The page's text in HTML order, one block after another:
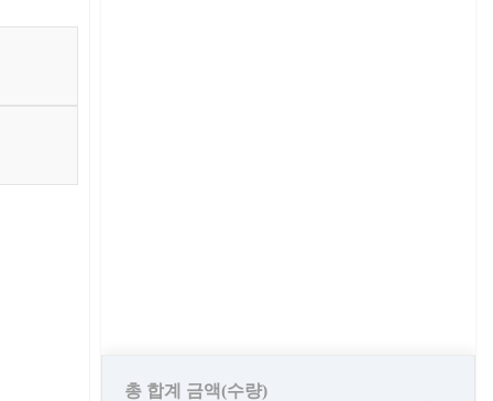
총 합계 금액(수량)